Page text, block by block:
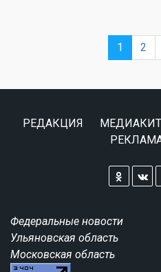
1 2
РЕДАКЦИЯ МЕДИАКИТ
Федеральные новости
Ульяновская область
Московская область